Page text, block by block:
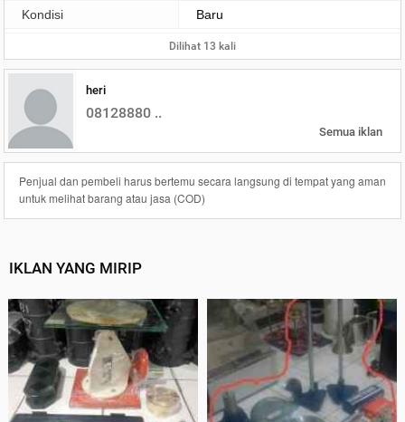
Kondisi
Baru
Dilihat 13 kali
heri
08128880 ..
Semua iklan
Penjual dan pembeli harus bertemu secara langsung di tempat yang aman
untuk melihat barang atau jasa (COD)
IKLAN YANG MIRIP